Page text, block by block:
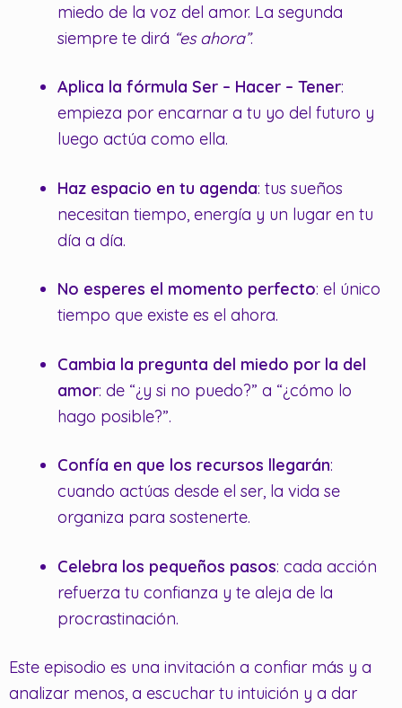
miedo de la voz del amor. La segunda
siempre te dirá “es ahora”.
Aplica la fórmula Ser – Hacer – Tener:
empieza por encarnar a tu yo del futuro y
luego actúa como ella.
Haz espacio en tu agenda: tus sueños
necesitan tiempo, energía y un lugar en tu
día a día.
No esperes el momento perfecto: el único
tiempo que existe es el ahora.
Cambia la pregunta del miedo por la del
amor: de “¿y si no puedo?” a “¿cómo lo
hago posible?”.
Confía en que los recursos llegarán:
cuando actúas desde el ser, la vida se
organiza para sostenerte.
Celebra los pequeños pasos: cada acción
refuerza tu confianza y te aleja de la
procrastinación.
Este episodio es una invitación a confiar más y a
analizar menos, a escuchar tu intuición y a dar